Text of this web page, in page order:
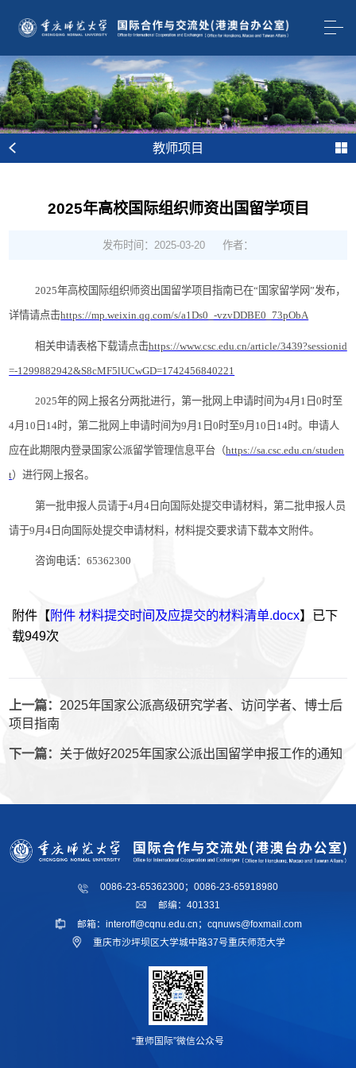
教师项目
2025年高校国际组织师资出国留学项目
发布时间：2025-03-20 作者：
2025年高校国际组织师资出国留学项目指南已在“国家留学网”发布，
详情请点击https://mp.weixin.qq.com/s/a1Ds0_-vzvDDBE0_73pObA
相关申请表格下载请点击https://www.csc.edu.cn/article/3439?sessionid
=-1299882942&S8cMF5lUCwGD=1742456840221
2025年的网上报名分两批进行，第一批网上申请时间为4月1日0时至
4月10日14时，第二批网上申请时间为9月1日0时至9月10日14时。申请人
应在此期限内登录国家公派留学管理信息平台（https://sa.csc.edu.cn/studen
t）进行网上报名。
第一批申报人员请于4月4日向国际处提交申请材料，第二批申报人员
请于9月4日向国际处提交申请材料，材料提交要求请下载本文附件。
咨询电话：65362300
附件【附件 材料提交时间及应提交的材料清单.docx】已下
载949次
上一篇： 2025年国家公派高级研究学者、访问学者、博士后
项目指南
下一篇： 关于做好2025年国家公派出国留学申报工作的通知
0086-23-65362300；0086-23-65918980
邮编：401331
邮箱：interoff@cqnu.edu.cn；cqnuws@foxmail.com
重庆市沙坪坝区大学城中路37号重庆师范大学
“重师国际”微信公众号